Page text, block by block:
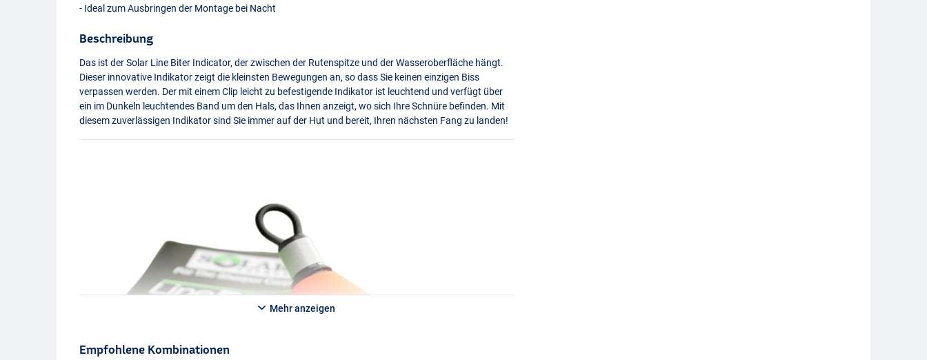
- Ideal zum Ausbringen der Montage bei Nacht
Beschreibung
Das ist der Solar Line Biter Indicator, der zwischen der Rutenspitze und der Wasseroberfläche hängt.
Dieser innovative Indikator zeigt die kleinsten Bewegungen an, so dass Sie keinen einzigen Biss
verpassen werden. Der mit einem Clip leicht zu befestigende Indikator ist leuchtend und verfügt über
ein im Dunkeln leuchtendes Band um den Hals, das Ihnen anzeigt, wo sich Ihre Schnüre befinden. Mit
diesem zuverlässigen Indikator sind Sie immer auf der Hut und bereit, Ihren nächsten Fang zu landen!
Mehr anzeigen
Empfohlene Kombinationen